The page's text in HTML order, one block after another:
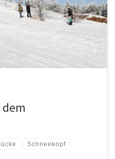
Schneekopf